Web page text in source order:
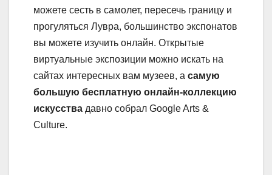
можете сесть в самолет, пересечь границу и
прогуляться Лувра, большинство экспонатов
вы можете изучить онлайн. Открытые
виртуальные экспозиции можно искать на
сайтах интересных вам музеев, а самую
большую бесплатную онлайн-коллекцию
искусства давно собрал Google Arts &
Culture.